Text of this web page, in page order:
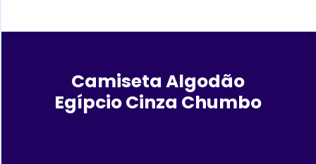
Camiseta Algodão
Egípcio Cinza Chumbo